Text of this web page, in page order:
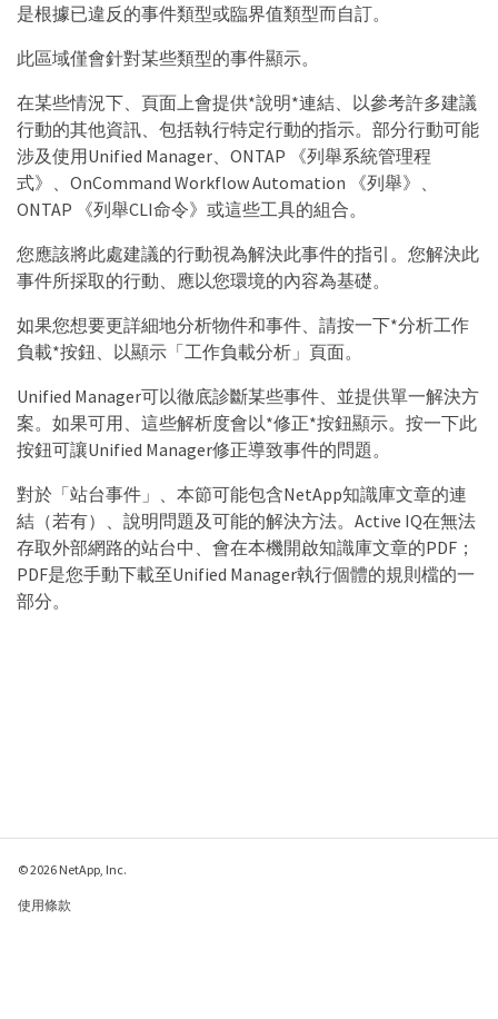
是根據已違反的事件類型或臨界值類型而自訂。
此區域僅會針對某些類型的事件顯示。
在某些情況下、頁面上會提供*說明*連結、以參考許多建議
行動的其他資訊、包括執行特定行動的指示。部分行動可能
涉及使用Unified Manager、ONTAP 《列舉系統管理程
式》、OnCommand Workflow Automation 《列舉》、
ONTAP 《列舉CLI命令》或這些工具的組合。
您應該將此處建議的行動視為解決此事件的指引。您解決此
事件所採取的行動、應以您環境的內容為基礎。
如果您想要更詳細地分析物件和事件、請按一下*分析工作
負載*按鈕、以顯示「工作負載分析」頁面。
Unified Manager可以徹底診斷某些事件、並提供單一解決方
案。如果可用、這些解析度會以*修正*按鈕顯示。按一下此
按鈕可讓Unified Manager修正導致事件的問題。
對於「站台事件」、本節可能包含NetApp知識庫文章的連
結（若有）、說明問題及可能的解決方法。Active IQ在無法
存取外部網路的站台中、會在本機開啟知識庫文章的PDF；
PDF是您手動下載至Unified Manager執行個體的規則檔的一
部分。
© 2026 NetApp, Inc.
使用條款